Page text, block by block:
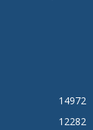
14972
12282